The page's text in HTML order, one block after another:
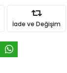
İade ve Değişim